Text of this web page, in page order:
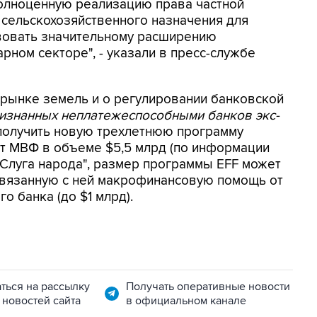
реализацию права частной
назначения для
значительному расширению
секторе", - указали в пресс-службе
земель и о регулировании банковской
неплатежеспособными банков экс-
новую трехлетнюю программу
МВФ в объеме $5,5 млрд (по информации
народа", размер программы EFF может
с ней макрофинансовую помощь от
банка (до $1 млрд).
на рассылку
сайта
Получать оперативные новости
в официальном канале